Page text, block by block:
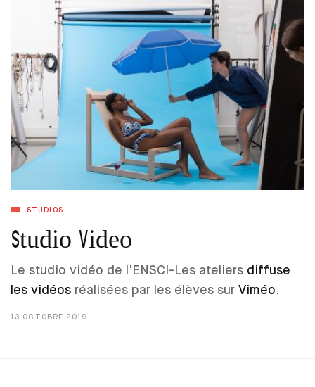
STUDIOS
Studio Video
Le studio vidéo de l’ENSCI-Les ateliers diffuse
les vidéos réalisées par les élèves sur Viméo.
13 OCTOBRE 2019